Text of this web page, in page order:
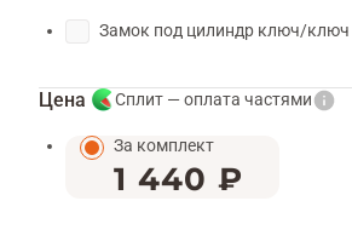
Замок под цилиндр ключ/ключ
Цена Сплит — оплата частями
За комплект
1 440 ₽